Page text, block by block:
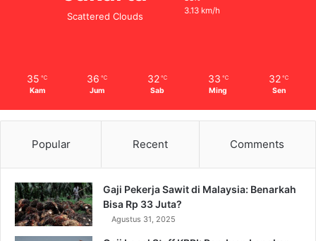
Scattered Clouds
3.13 km/h
35 ℃
Kam
36 ℃
Jum
32 ℃
Sab
33 ℃
Ming
32 ℃
Sen
Popular Recent Comments
Gaji Pekerja Sawit di Malaysia: Benarkah
Bisa Rp 33 Juta?
Agustus 31, 2025